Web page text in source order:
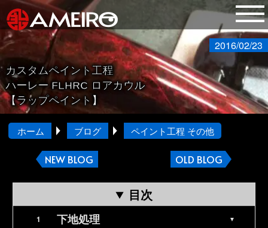
カスタムペイント工程
ハーレー FLHRC ロアカウル
【ラップペイント】
2016/02/23
ホーム ブログ ペイント工程 その他
NEW BLOG OLD BLOG
目次
下地処理